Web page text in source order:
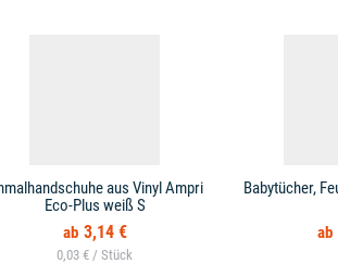
aus Vinyl Ampri
Eco-Plus weiß S
3,14 €
0,03 € /
Babytücher,